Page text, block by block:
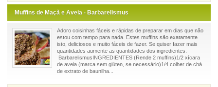
Muffins de Maçã e Aveia - Barbarelismus
Adoro coisinhas fáceis e rápidas de preparar em dias que não
estou com tempo para nada. Estes muffins são exatamente
isto, deliciosos e muito fáceis de fazer. Se quiser fazer mais
quantidades aumente as quantidades dos ingredientes.
BarbarelismusINGREDIENTES (Rende 2 muffins)1/2 xícara
de aveia (marca sem glúten, se necessário)1/4 colher de chá
de extrato de baunilha...